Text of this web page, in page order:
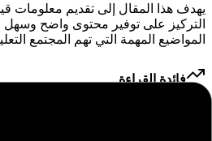
يهدف هذا المقال إلى تقديم معلومات
التركيز على توفير محتوى واضح
المواضيع المهمة التي تهم المجتمع
فائدة القراءة
من خلال قراءة هذا المقال، ستتمكن
للموضوع المطروح والبقاء على اطلاع